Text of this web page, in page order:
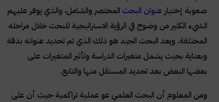
صعوبة إختيار عنوان البحث المختصر والشامل، والذي يوفر عليهم
الشيء الكثير من وضوح في الرؤية الاستراتيجية للبحث خلال مراحله
المختلفة. ويعد البحث الجيد هو ذلك الذي تم تحديد عنوانه بدقة
وبعناية بحيث يشمل متغيرات الدراسة وتأثير المتغيرات على
بعضها البعض بعد تحديد المستقل منها والتابع.
ومن المعلوم أن البحث العلمي عو عملية تراكمية حيث أن على